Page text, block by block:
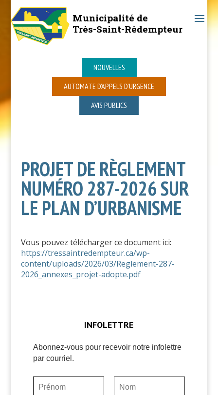
Municipalité de
Très-Saint-Rédempteur
NOUVELLES
AUTOMATE D’APPELS D’URGENCE
AVIS PUBLICS
PROJET DE RÈGLEMENT
NUMÉRO 287-2026 SUR
LE PLAN D’URBANISME
Vous pouvez télécharger ce document ici:
https://tressaintredempteur.ca/wp-
content/uploads/2026/03/Reglement-287-
2026_annexes_projet-adopte.pdf
INFOLETTRE
Abonnez-vous pour recevoir notre infolettre
par courriel.